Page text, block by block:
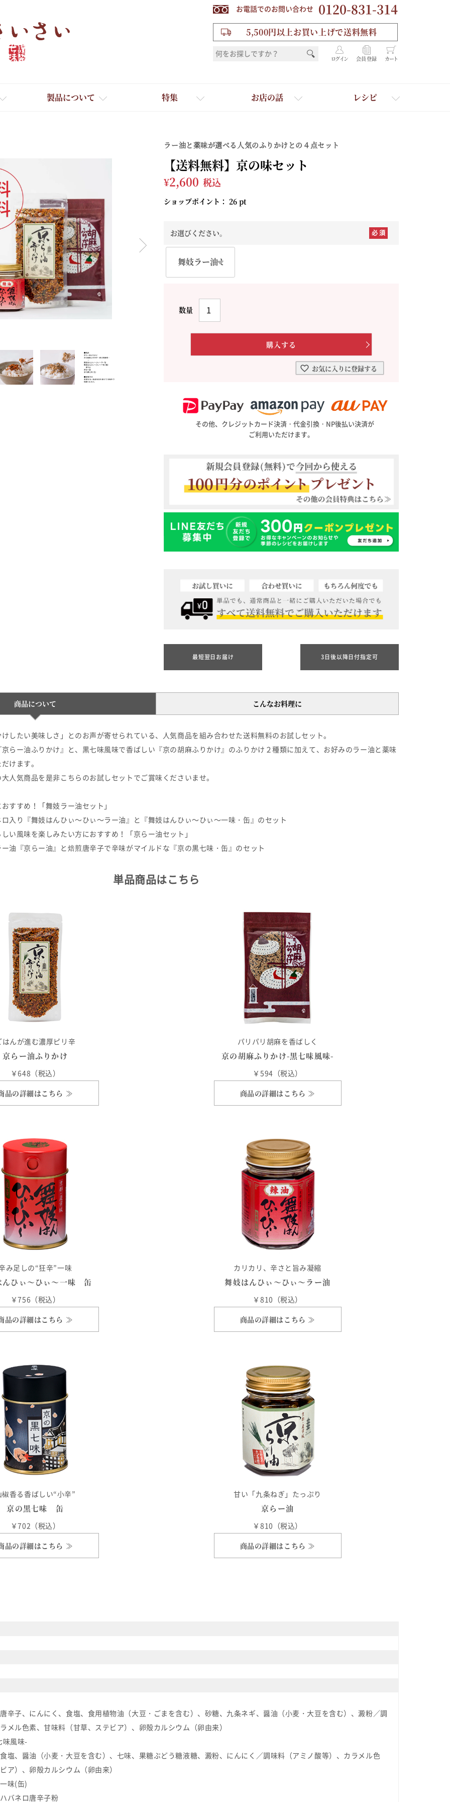
お電話でのお問い合わせ 0120-831-314
5,500円以上お買い上げで送料無料
ログイン 会員登録 カート
ひとふり小分け袋
たれ・ドレッシング
おだし
お菓子
国産・鷹の爪
料理に合わせて一味・七味を選ぶ
お土産・ギフト 贈る人に合わせて一味・七味を選ぶ
とうがらしの辛さ別に一味・七味を選ぶ
製品について 特集 お店の話 レシピ
ラー油と薬味が選べる人気のふりかけとの４点セット
【送料無料】京の味セット
¥2,600 税込
ショップポイント： 26 pt
お選びください。
お気に入りに登録する
その他、クレジットカード決済・代金引換・NP後払い決済が
ご利用いただけます。
最短翌日お届け 3日後以降日付指定可
商品について こんなお料理に
したい美味しさ」とのお声が寄せられている、人気商品を組み合わせた送料無料のお試しセット。
らー油ふりかけ』と、黒七味風味で香ばしい『京の胡麻ふりかけ』のふりかけ２種類に加えて、お好みのラー油と薬味
けます。
人気商品を是非こちらのお試しセットでご賞味くださいませ。
すすめ！「舞妓ラー油セット」
入り『舞妓はんひぃ～ひぃ～ラー油』と『舞妓はんひぃ～ひぃ～一味・缶』のセット
い風味を楽しみたい方におすすめ！「京らー油セット」
油『京らー油』と焙煎唐辛子で辛味がマイルドな『京の黒七味・缶』のセット
単品商品はこちら
はんが進む濃厚ピリ辛
京らー油ふりかけ
￥648（税込）
品の詳細はこちら ≫
パリパリ胡麻を香ばしく
京の胡麻ふりかけ-黒七味風味-
￥594（税込）
商品の詳細はこちら ≫
み足しの“狂辛”一味
んひぃ～ひぃ～一味 缶
￥756（税込）
品の詳細はこちら ≫
カリカリ、辛さと旨み凝縮
舞妓はんひぃ～ひぃ～ラー油
￥810（税込）
商品の詳細はこちら ≫
椒香る香ばしい“小辛”
京の黒七味 缶
￥702（税込）
品の詳細はこちら ≫
甘い「九条ねぎ」たっぷり
京らー油
￥810（税込）
商品の詳細はこちら ≫
辛子、にんにく、食塩、食用植物油（大豆・ごまを含む）、砂糖、九条ネギ、醤油（小麦・大豆を含む）、澱粉／調
メル色素、甘味料（甘草、ステビア）、卵殻カルシウム（卵由来）
味風味-
塩、醤油（小麦・大豆を含む）、七味、果糖ぶどう糖液糖、澱粉、にんにく／調味料（アミノ酸等）、カラメル色
ア）、卵殻カルシウム（卵由来）
味(缶)
バネロ唐辛子粉